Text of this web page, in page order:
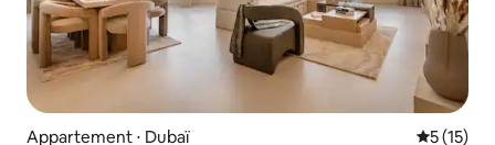
Appartement ⋅ Dubaï
5 (15)